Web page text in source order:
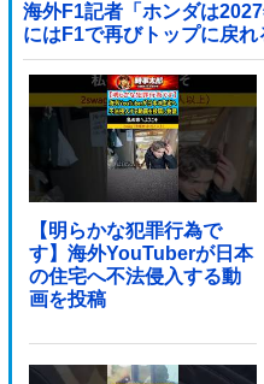
海外F1記者「ホンダは
にはF1で再びトップに戻れ
【明らかな犯罪行為で
す】海外YouTuberが日本
の住宅へ不法侵入する動
画を投稿